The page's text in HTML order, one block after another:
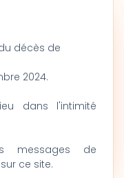
décès de
2024.
dans l'intimité
messages de
ce site.